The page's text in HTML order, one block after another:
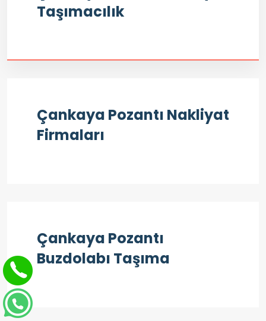
Taşımacılık
Çankaya Pozantı Nakliyat
Firmaları
Çankaya Pozantı
Buzdolabı Taşıma